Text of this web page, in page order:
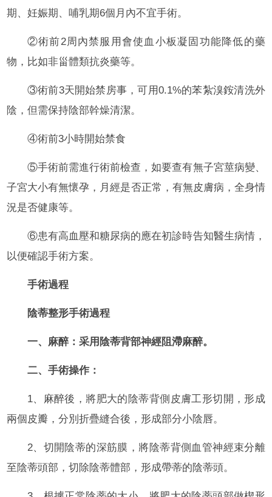
期、妊娠期、哺乳期6個月內不宜手術。
②術前2周內禁服用會使血小板凝固功能降低的藥
物，比如非甾體類抗炎藥等。
③術前3天開始禁房事，可用0.1%的苯紮溴銨清洗外
陰，但需保持陰部幹燥清潔。
④術前3小時開始禁食
⑤手術前需進行術前檢查，如要查有無子宮莖病變、
子宮大小有無懷孕，月經是否正常，有無皮膚病，全身情
況是否健康等。
⑥患有高血壓和糖尿病的應在初診時告知醫生病情，
以便確認手術方案。
手術過程
陰蒂整形手術過程
一、麻醉：采用陰蒂背部神經阻滯麻醉。
二、手術操作：
1、麻醉後，將肥大的陰蒂背側皮膚工形切開，形成
兩個皮瓣，分別折疊縫合後，形成部分小陰唇。
2、切開陰蒂的深筋膜，將陰蒂背側血管神經束分離
至陰蒂頭部，切除陰蒂體部，形成帶蒂的陰蒂頭。